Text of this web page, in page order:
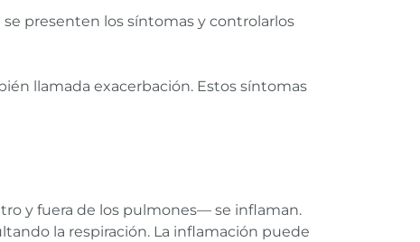
presenten los síntomas y controlarlos
llamada exacerbación. Estos síntomas
y fuera de los pulmones— se inflaman.
la respiración. La inflamación puede